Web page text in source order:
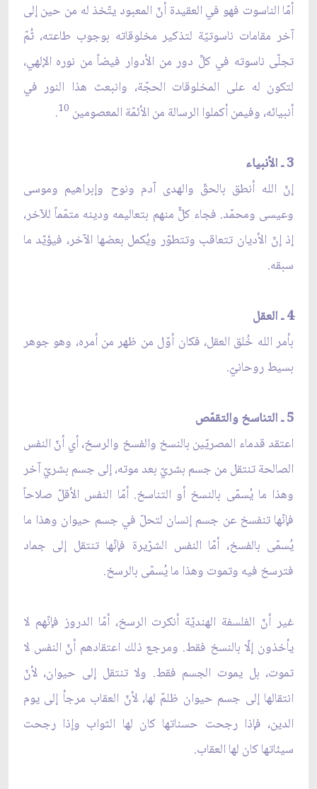
أمّا الناسوت فهو في العقيدة أنّ المعبود يتّخذ له من حين إلى
آخر مقامات ناسوتيّة لتذكير مخلوقاته بوجوب طاعته، ثُمّ
تجلّى ناسوته في كلِّ دور من الأدوار فيضاً من نوره الإلهي،
لتكون له على المخلوقات الحجّة، وانبعث هذا النور في
أنبيائه، وفيمن أكملوا الرسالة من الأئمّة المعصومين 10
.
3 ـ الأنبياء
إنّ الله أنطق بالحقّ والهدى آدم ونوح وإبراهيم وموسى
وعيسى ومحمّد. فجاء كلٌّ منهم بتعاليمه ودينه متمّماً للآخر،
إذ إنّ الأديان تتعاقب وتتطوّر ويُكمل بعضها الآخر، فيؤيّد ما
سبقه.
4 ـ العقل
بأمر الله خُلق العقل، فكان أوّل من ظهر من أمره، وهو جوهر
بسيط روحانيّ.
5 ـ التناسخ والتقمّص
اعتقد قدماء المصريّين بالنسخ والفسخ والرسخ، أي أنّ النفس
الصالحة تنتقل من جسم بشريّ بعد موته، إلى جسم بشريّ آخر
وهذا ما يُسمّى بالنسخ أو التناسخ. أمّا النفس الأقلّ صلاحاً
فإنّها تنفسخ عن جسم إنسان لتحلّ في جسم حيوان وهذا ما
يُسمّى بالفسخ، أمّا النفس الشرّيرة فإنّها تنتقل إلى جماد
فترسخ فيه وتموت وهذا ما يُسمّى بالرسخ.
غير أنّ الفلسفة الهنديّة أنكرت الرسخ، أمّا الدروز فإنّهم لا
يأخذون إلّا بالنسخ فقط. ومرجع ذلك اعتقادهم أنّ النفس لا
تموت، بل يموت الجسم فقط. ولا تنتقل إلى حيوان، لأنّ
انتقالها إلى جسم حيوان ظلمٌ لها، لأنّ العقاب مرجأ إلى يوم
الدين، فإذا رجحت حسناتها كان لها الثواب وإذا رجحت
سيئاتها كان لها العقاب.